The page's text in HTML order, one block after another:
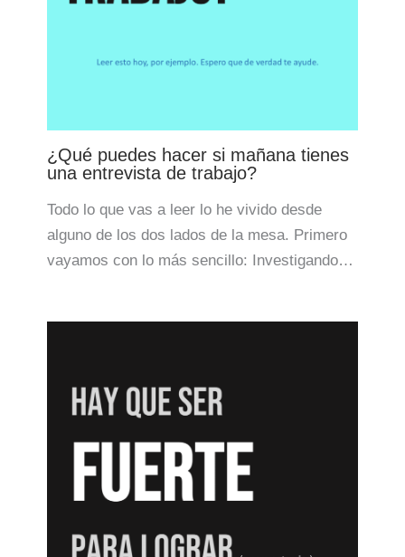
¿Qué puedes hacer si mañana tienes
una entrevista de trabajo?
Todo lo que vas a leer lo he vivido desde
alguno de los dos lados de la mesa. Primero
vayamos con lo más sencillo: Investigando…